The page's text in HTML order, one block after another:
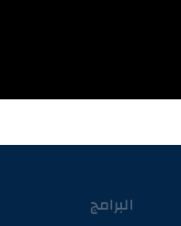
البرامج